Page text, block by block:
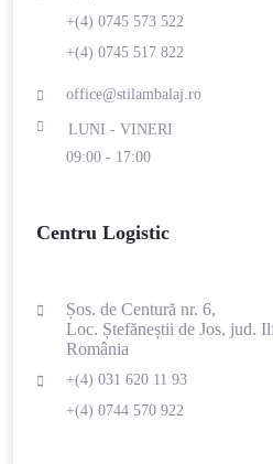
+(4) 0745 573 522
+(4) 0745 517 822
office@stilambalaj.ro
LUNI - VINERI
09:00 - 17:00
Centru Logistic
Șos. de Centură nr. 6,
Loc. Ștefăneștii de Jos, jud.
România
+(4) 031 620 11 93
+(4) 0744 570 922